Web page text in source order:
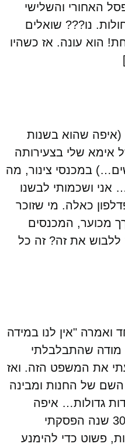
האחורי והשלישי
נו??? שואלים
הוא עונה. אז כשהיו
(איפה שהוא בשנות
אימא שלי בצעירותה
במכנסי צינור, מה
אני ושכמותי לבשנו
כאלה. מי שזוכר
מכוער, המכנסים
את זה? זה כל
"אין לנו במידה
מודה שהתבלבלתי
את המשפט הזה. ואז
השם של החנות ומבינה
גדולות… איפה
שהוא באזור הזמן של לפני 30 שנה הפסקתי
פשוט כדי להימנע